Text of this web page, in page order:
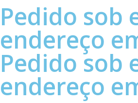
Pedido sob
endereço
Pedido sob
endereço